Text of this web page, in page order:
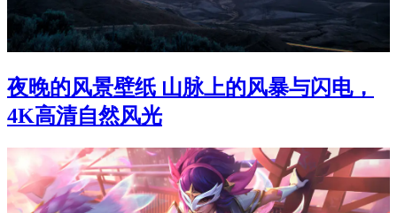
夜晚的风景壁纸 山脉上的风暴与闪电，
4K高清自然风光